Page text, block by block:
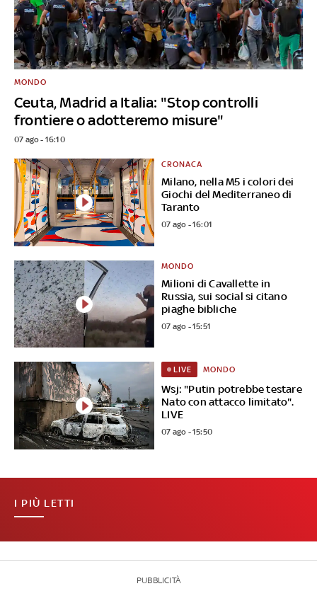
Ceuta, Madrid a Italia: "Stop controlli
frontiere o adotteremo misure"
MONDO
07 ago - 16:10
Milano, nella M5 i colori dei
Giochi del Mediterraneo di
Taranto
CRONACA
07 ago - 16:01
Milioni di Cavallette in
Russia, sui social si citano
piaghe bibliche
MONDO
07 ago - 15:51
Wsj: "Putin potrebbe testare
Nato con attacco limitato".
LIVE
LIVE MONDO
07 ago - 15:50
I PIÙ LETTI
PUBBLICITÀ